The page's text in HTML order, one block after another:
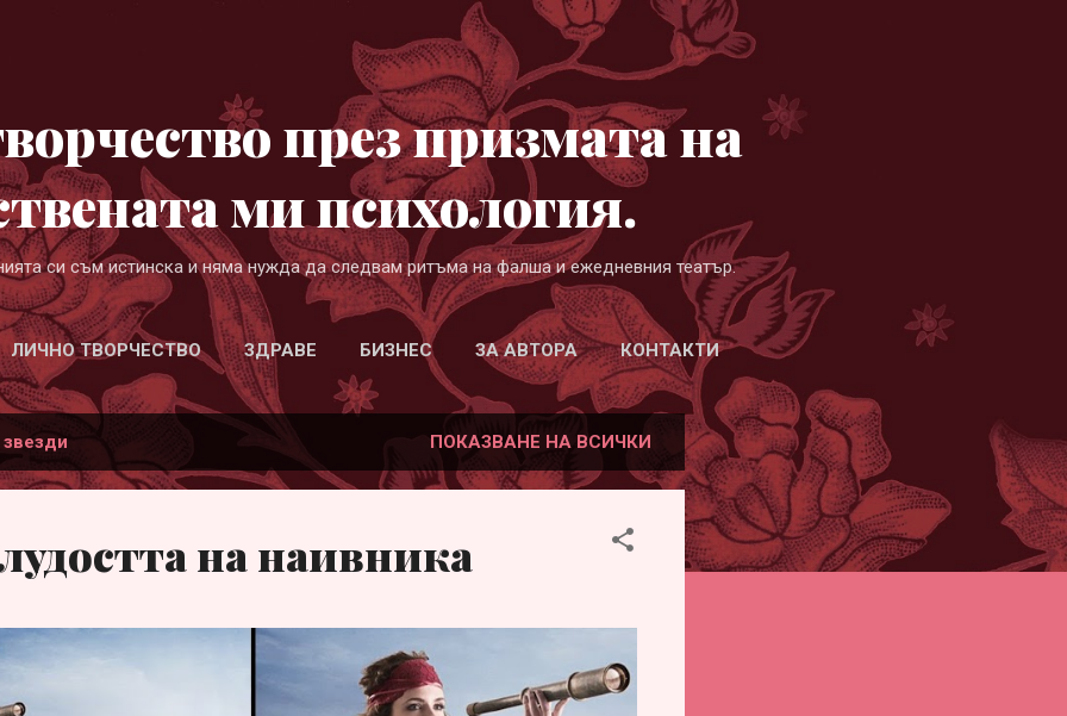
през призмата на
ми психология.
си съм истинска и няма нужда да следвам ритъма на фалша и ежедневния театър.
ЛИЧНО ТВОРЧЕСТВО ЗДРАВЕ БИЗНЕС ЗА АВТОРА КОНТАКТИ
звезди ПОКАЗВАНЕ НА ВСИЧКИ
на наивника